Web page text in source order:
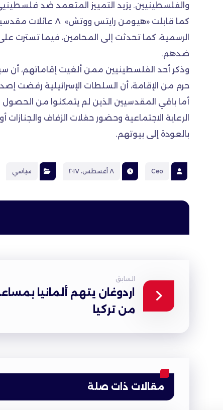
والفلسطينيين. يزيد التمييز المتعمد ضد
الرسمية، كما تحدثت إلى المحامين، فيما تسترت
ضدهم.
وذكر أحد الفلسطينيين ممن ألغيت إقاماتهم، أن
حرم من الإقامة، أن السلطات الإسرائيلية رفضت
أما باقي المقدسيين الذين لم يتمكنوا من
الرعاية الاجتماعية وحضور حفلات الزفاف
بالعودة إلى بيوتهم.
Ceo ٨ أغسطس، ٢٠١٧ سياسي
السابق
اردوغان يتهم ألمانيا
من تركيا
مقالات ذات صلة